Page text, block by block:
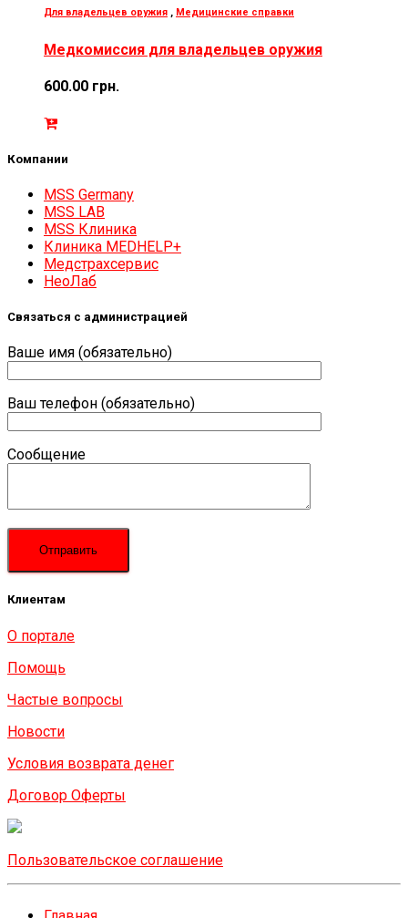
Для владельцев оружия , Медицинские справки
Медкомиссия для владельцев оружия
600.00 грн.
Компании
MSS Germany
MSS LAB
MSS Клиника
Клиника MEDHELP+
Медстрахсервис
НеоЛаб
Связаться с администрацией
Ваше имя (обязательно)
Ваш телефон (обязательно)
Сообщение
Клиентам
О портале
Помощь
Частые вопросы
Новости
Условия возврата денег
Договор Оферты
Пользовательское соглашение